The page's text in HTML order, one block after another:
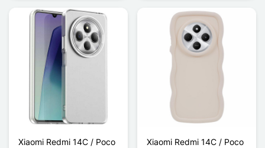
Xiaomi Redmi 14C / Poco
Xiaomi Redmi 14C / Poco